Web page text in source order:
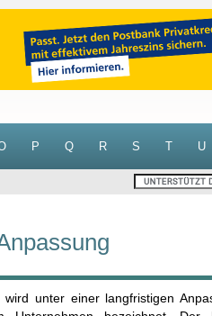
P Q R S T U
wird unter einer langfristigen